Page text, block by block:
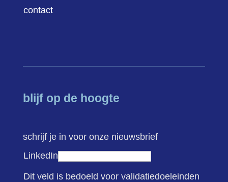
contact
blijf op de hoogte
schrijf je in voor onze nieuwsbrief
LinkedIn
Dit veld is bedoeld voor validatiedoeleinden